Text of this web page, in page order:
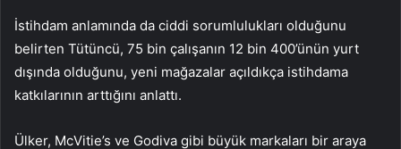
İstihdam anlamında da ciddi sorumlulukları olduğunu
belirten Tütüncü, 75 bin çalışanın 12 bin 400’ünün yurt
dışında olduğunu, yeni mağazalar açıldıkça istihdama
katkılarının arttığını anlattı.
Ülker, McVitie’s ve Godiva gibi büyük markaları bir araya